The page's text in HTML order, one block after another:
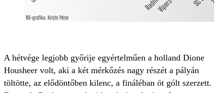
A hétvége legjobb győrije egyértelműen a holland Dione
Housheer volt, aki a két mérkőzés nagy részét a pályán
töltötte, az elődöntőben kilenc, a fináléban öt gólt szerzett.